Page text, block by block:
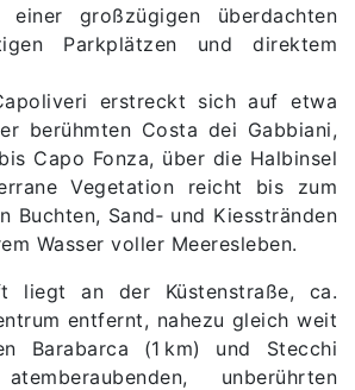
großzügigen überdachten
Parkplätzen und direktem
erstreckt sich auf etwa
berühmten Costa dei Gabbiani,
Capo Fonza, über die Halbinsel
Vegetation reicht bis zum
Buchten, Sand‑ und Kiesstränden
Wasser voller Meeresleben.
liegt an der Küstenstraße, ca.
entfernt, nahezu gleich weit
Barabarca (1 km) und Stecchi
unberührten